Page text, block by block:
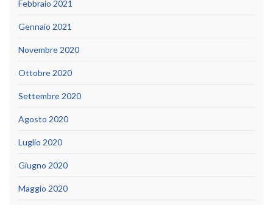
Febbraio 2021
Gennaio 2021
Novembre 2020
Ottobre 2020
Settembre 2020
Agosto 2020
Luglio 2020
Giugno 2020
Maggio 2020